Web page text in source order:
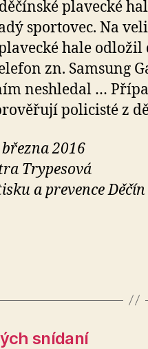
plavecké
sportovec. Na
hale
zn. Samsung
neshledal …
policisté z
2016
Trypesová
a prevence Děčín
snídaní